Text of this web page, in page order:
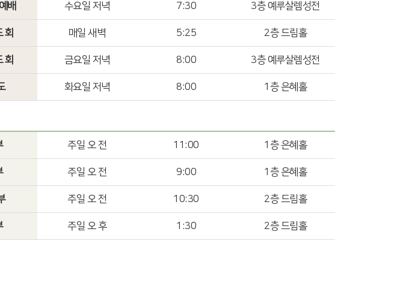
배 수요일 저녁 7:30 3층 예루살렘성전
회 매일 새벽 5:25 2층 드림홀
회 금요일 저녁 8:00 3층 예루살렘성전
화요일 저녁 8:00 1층 은혜홀
주일 오 전 11:00 1층 은혜홀
주일 오 전 9:00 1층 은혜홀
주일 오 전 10:30 2층 드림홀
주일 오 후 1:30 2층 드림홀